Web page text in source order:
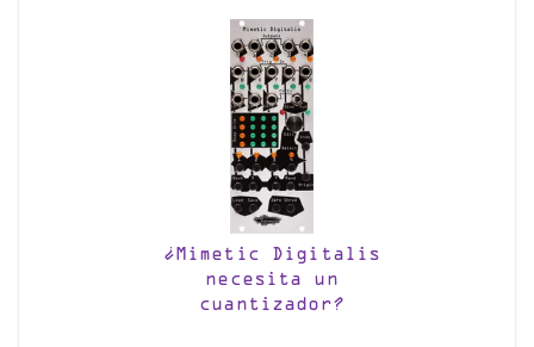
¿Mimetic Digitalis
necesita un
cuantizador?